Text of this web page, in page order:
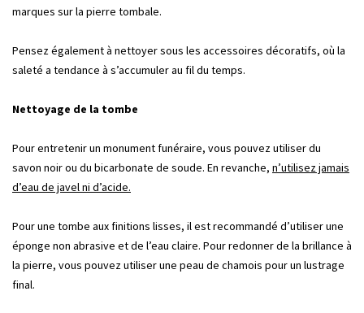
marques sur la pierre tombale.
Pensez également à nettoyer sous les accessoires décoratifs, où la
saleté a tendance à s’accumuler au fil du temps.
Nettoyage de la tombe
Pour entretenir un monument funéraire, vous pouvez utiliser du
savon noir ou du bicarbonate de soude. En revanche, n’utilisez jamais
d’eau de javel ni d’acide.
Pour une tombe aux finitions lisses, il est recommandé d’utiliser une
éponge non abrasive et de l’eau claire. Pour redonner de la brillance à
la pierre, vous pouvez utiliser une peau de chamois pour un lustrage
final.